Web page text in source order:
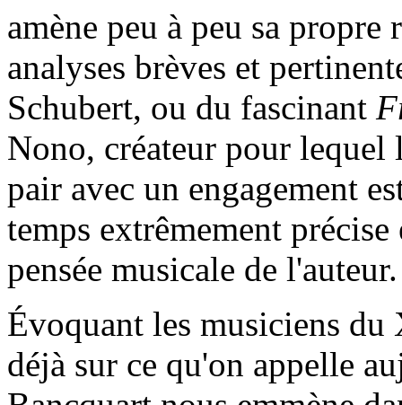
amène peu à peu sa
analyses brèves et
Schubert, ou du fascinant
Nono, créateur pour
pair avec un engagement
temps extrêmement
pensée musicale de l'auteur.
Évoquant les musiciens
déjà sur ce qu'on appelle